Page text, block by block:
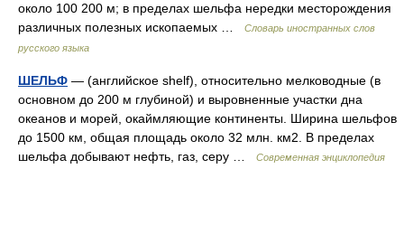
около 100 200 м; в пределах шельфа нередки месторождения
различных полезных ископаемых …
Словарь иностранных слов
русского языка
ШЕЛЬФ — (английское shelf), относительно мелководные (в
основном до 200 м глубиной) и выровненные участки дна
океанов и морей, окаймляющие континенты. Ширина шельфов
до 1500 км, общая площадь около 32 млн. км2. В пределах
шельфа добывают нефть, газ, серу …
Современная энциклопедия